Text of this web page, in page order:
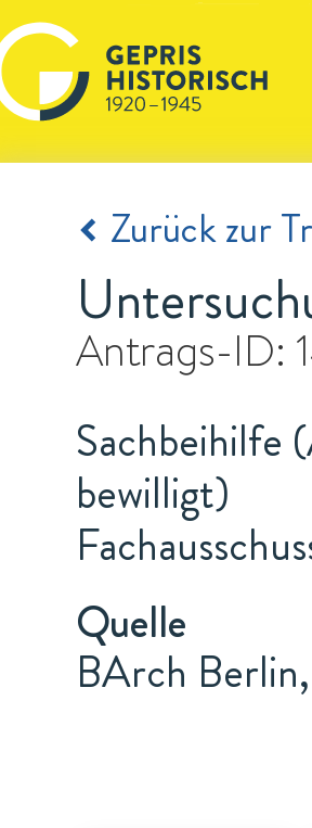
Zurück zur
Antrags-ID:
Sachbeihilfe
bewilligt)
Quelle
BArch